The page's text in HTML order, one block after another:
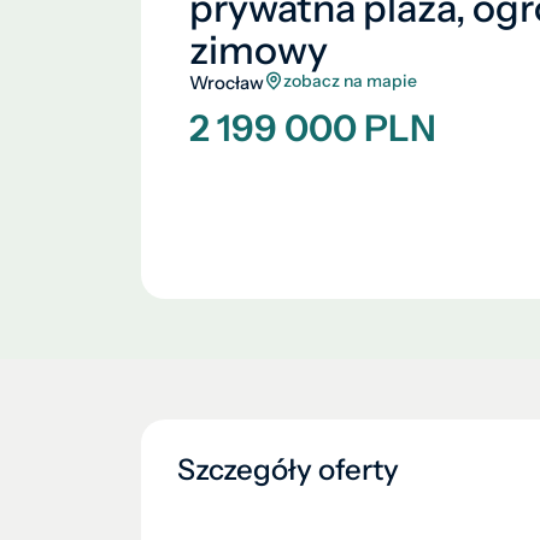
zimowy
Wrocław zobacz na mapie
2 199 000 PLN
Szczegóły oferty